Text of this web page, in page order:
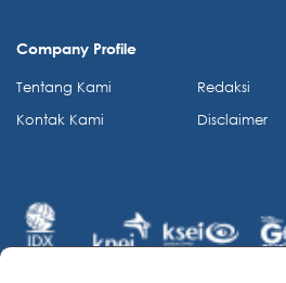
Company Profile
Tentang Kami
Kontak Kami
Redaksi
Disclaimer